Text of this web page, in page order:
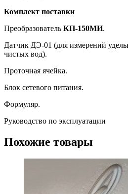
Комплект поставки
Преобразователь КП-150МИ.
Датчик ДЭ-01 (для измерений
чистых вод).
Проточная ячейка.
Блок сетевого питания.
Формуляр.
Руководство по эксплуатации
Похожие товары